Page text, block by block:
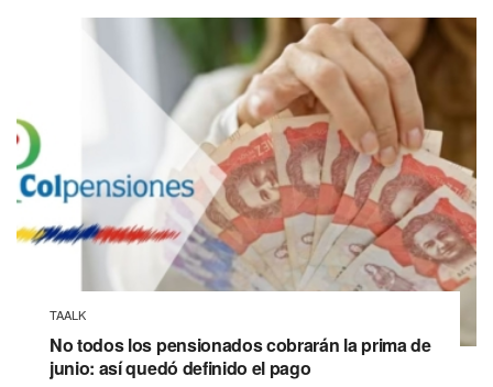
TAALK
No todos los pensionados cobrarán la prima de
junio: así quedó definido el pago